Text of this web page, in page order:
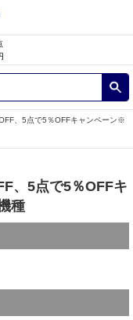
、5点で5％OFFキャンペーン※
、5点で5％OFFキ
種